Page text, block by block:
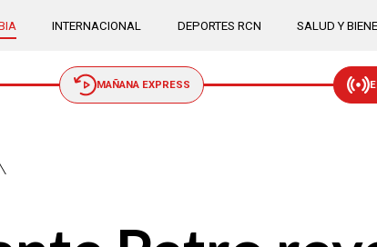
INTERNACIONAL DEPORTES RCN SALUD Y
MAÑANA EXPRESS